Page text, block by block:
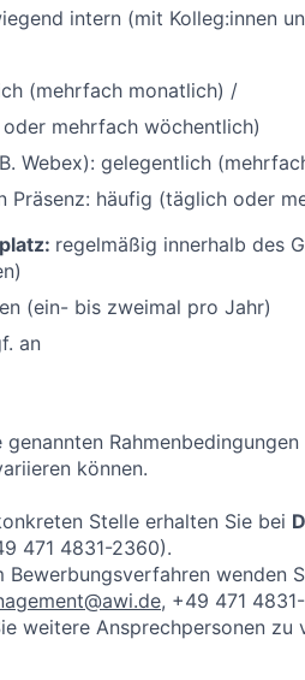
intern (mit Kolleg:innen
(mehrfach monatlich) /
mehrfach wöchentlich)
Webex): gelegentlich
Präsenz: häufig (täglich oder
regelmäßig innerhalb des
(ein- bis zweimal pro Jahr)
an
können.
Stelle erhalten Sie bei
471 4831-2360).
Bewerbungsverfahren wenden
, +49 471
weitere Ansprechpersonen zu